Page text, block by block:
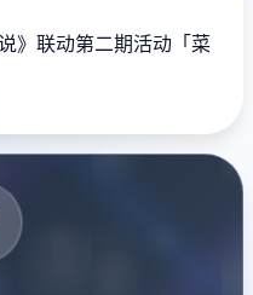
》联动第二期活动「菜